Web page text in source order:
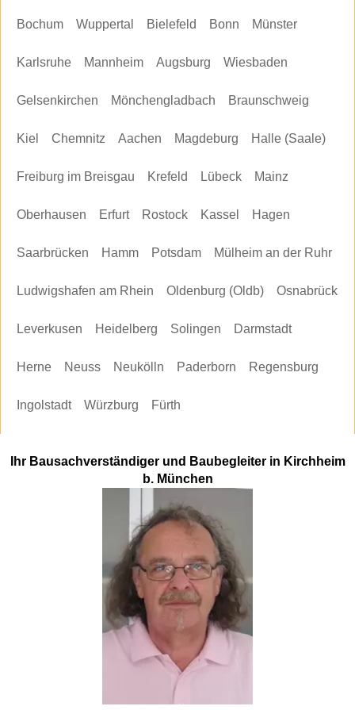
Ihr Bausachverständiger und Baubegleiter in Kirchheim
b. München
Bochum Wuppertal Bielefeld Bonn Münster
Karlsruhe Mannheim Augsburg Wiesbaden
Gelsenkirchen Mönchengladbach Braunschweig
Kiel Chemnitz Aachen Magdeburg Halle (Saale)
Freiburg im Breisgau Krefeld Lübeck Mainz
Oberhausen Erfurt Rostock Kassel Hagen
Saarbrücken Hamm Potsdam Mülheim an der Ruhr
Ludwigshafen am Rhein Oldenburg (Oldb) Osnabrück
Leverkusen Heidelberg Solingen Darmstadt
Herne Neuss Neukölln Paderborn Regensburg
Ingolstadt Würzburg Fürth